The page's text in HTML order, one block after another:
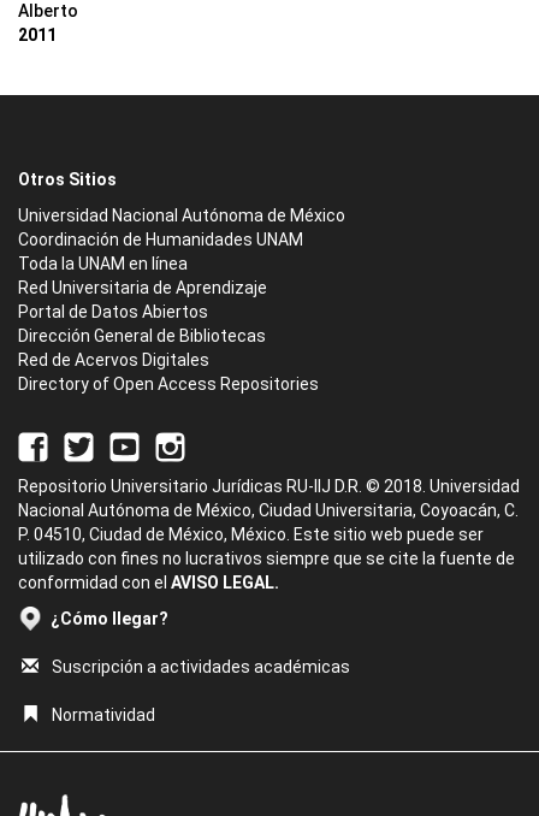
Alberto
2011
Otros Sitios
Universidad Nacional Autónoma de México
Coordinación de Humanidades UNAM
Toda la UNAM en línea
Red Universitaria de Aprendizaje
Portal de Datos Abiertos
Dirección General de Bibliotecas
Red de Acervos Digitales
Directory of Open Access Repositories
Repositorio Universitario Jurídicas RU-IIJ D.R. © 2018. Universidad
Nacional Autónoma de México, Ciudad Universitaria, Coyoacán, C.
P. 04510, Ciudad de México, México. Este sitio web puede ser
utilizado con fines no lucrativos siempre que se cite la fuente de
conformidad con el AVISO LEGAL.
¿Cómo llegar?
Suscripción a actividades académicas
Normatividad